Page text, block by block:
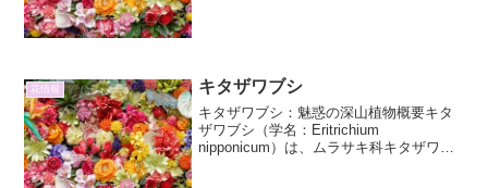
花情報 キタザワブシ
キタザワブシ：魅惑の深山植物概要キタ
ザワブシ（学名：Eritrichium
nipponicum）は、ムラサキ科キタザワブ